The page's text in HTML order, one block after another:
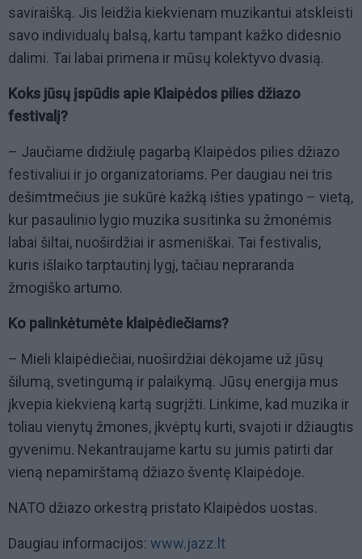
saviraišką. Jis leidžia kiekvienam muzikantui atskleisti
savo individualų balsą, kartu tampant kažko didesnio
dalimi. Tai labai primena ir mūsų kolektyvo dvasią.
Koks jūsų įspūdis apie Klaipėdos pilies džiazo
festivalį?
– Jaučiame didžiulę pagarbą Klaipėdos pilies džiazo
festivaliui ir jo organizatoriams. Per daugiau nei tris
dešimtmečius jie sukūrė kažką išties ypatingo – vietą,
kur pasaulinio lygio muzika susitinka su žmonėmis
labai šiltai, nuoširdžiai ir asmeniškai. Tai festivalis,
kuris išlaiko tarptautinį lygį, tačiau nepraranda
žmogiško artumo.
Ko palinkėtumėte klaipėdiečiams?
– Mieli klaipėdiečiai, nuoširdžiai dėkojame už jūsų
šilumą, svetingumą ir palaikymą. Jūsų energija mus
įkvepia kiekvieną kartą sugrįžti. Linkime, kad muzika ir
toliau vienytų žmones, įkvėptų kurti, svajoti ir džiaugtis
gyvenimu. Nekantraujame kartu su jumis patirti dar
vieną nepamirštamą džiazo šventę Klaipėdoje.
NATO džiazo orkestrą pristato Klaipėdos uostas.
Daugiau informacijos: www.jazz.lt